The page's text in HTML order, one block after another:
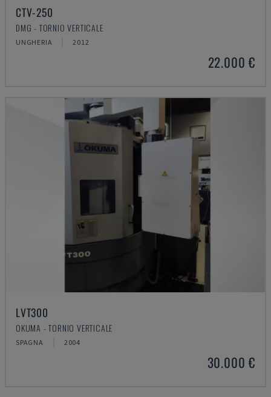
CTV-250
DMG - TORNIO VERTICALE
UNGHERIA 2012
22.000 €
LVT300
OKUMA - TORNIO VERTICALE
SPAGNA 2004
30.000 €